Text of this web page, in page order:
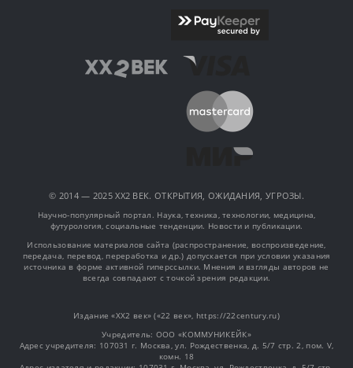
© 2014 — 2025 XX2 ВЕК. ОТКРЫТИЯ, ОЖИДАНИЯ, УГРОЗЫ.
Научно-популярный портал. Наука, техника, технологии, медицина,
футурология, социальные тенденции. Новости и публикации.
Использование материалов сайта (распространение, воспроизведение,
передача, перевод, переработка и др.) допускается при условии указания
источника в форме активной гиперссылки. Мнения и взгляды авторов не
всегда совпадают с точкой зрения редакции.
Издание «XX2 век» («22 век», https://22century.ru)
Учредитель: OOO «КОММУНИКЕЙК»
Адрес учредителя: 107031 г. Москва, ул. Рождественка, д. 5/7 стр. 2, пом. V,
комн. 18